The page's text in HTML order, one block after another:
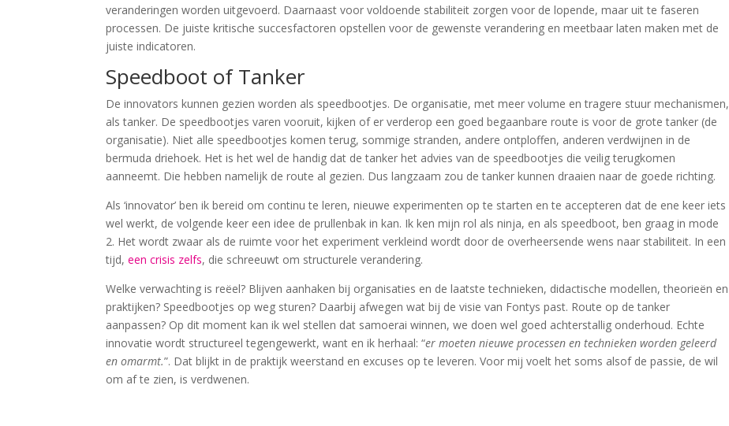
veranderingen worden uitgevoerd. Daarnaast voor voldoende stabiliteit zorgen voor de lopende, maar uit te faseren
processen. De juiste kritische succesfactoren opstellen voor de gewenste verandering en meetbaar laten maken met de
juiste indicatoren.
Speedboot of Tanker
De innovators kunnen gezien worden als speedbootjes. De organisatie, met meer volume en tragere stuur mechanismen,
als tanker. De speedbootjes varen vooruit, kijken of er verderop een goed begaanbare route is voor de grote tanker (de
organisatie). Niet alle speedbootjes komen terug, sommige stranden, andere ontploffen, anderen verdwijnen in de
bermuda driehoek. Het is het wel de handig dat de tanker het advies van de speedbootjes die veilig terugkomen
aanneemt. Die hebben namelijk de route al gezien. Dus langzaam zou de tanker kunnen draaien naar de goede richting.
Als ‘innovator’ ben ik bereid om continu te leren, nieuwe experimenten op te starten en te accepteren dat de ene keer iets
wel werkt, de volgende keer een idee de prullenbak in kan. Ik ken mijn rol als ninja, en als speedboot, ben graag in mode
2. Het wordt zwaar als de ruimte voor het experiment verkleind wordt door de overheersende wens naar stabiliteit. In een
tijd,een crisis zelfs, die schreeuwt om structurele verandering.
Welke verwachting is reëel? Blijven aanhaken bij organisaties en de laatste technieken, didactische modellen, theorieën en
praktijken? Speedbootjes op weg sturen? Daarbij afwegen wat bij de visie van Fontys past. Route op de tanker
aanpassen? Op dit moment kan ik wel stellen dat samoerai winnen, we doen wel goed achterstallig onderhoud. Echte
innovatie wordt structureel tegengewerkt, want en ik herhaal: “er moeten nieuwe processen en technieken worden geleerd
en omarmt.”. Dat blijkt in de praktijk weerstand en excuses op te leveren. Voor mij voelt het soms alsof de passie, de wil
om af te zien, is verdwenen.